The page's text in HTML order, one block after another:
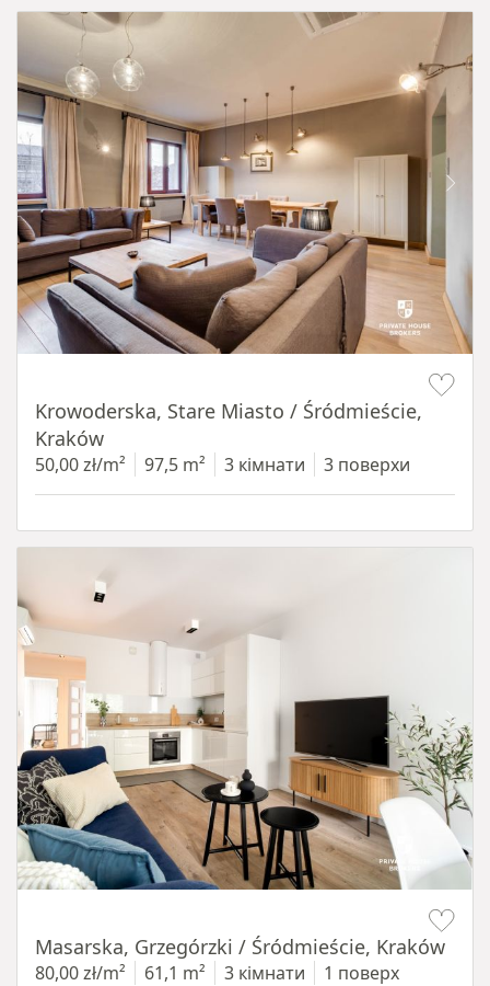
Krowoderska, Stare Miasto / Śródmieście,
Kraków
50,00 zł/m² 97,5 m² 3 кімнати 3 поверхи
Masarska, Grzegórzki / Śródmieście, Kraków
80,00 zł/m² 61,1 m² 3 кімнати 1 поверх